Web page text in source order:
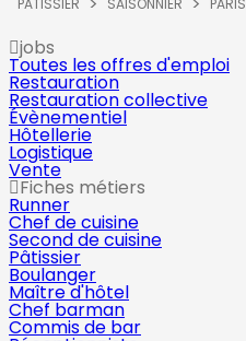
PATISSIER
SAISONNIER PARIS
jobs
Toutes les offres d'emploi
Restauration
Restauration collective
Évènementiel
Hôtellerie
Logistique
Vente
Fiches métiers
Runner
Chef de cuisine
Second de cuisine
Pâtissier
Boulanger
Maître d'hôtel
Chef barman
Commis de bar